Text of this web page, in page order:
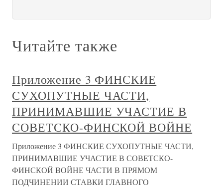
Читайте также
Приложение 3 ФИНСКИЕ
СУХОПУТНЫЕ ЧАСТИ,
ПРИНИМАВШИЕ УЧАСТИЕ В
СОВЕТСКО-ФИНСКОЙ ВОЙНЕ
Приложение 3 ФИНСКИЕ СУХОПУТНЫЕ ЧАСТИ,
ПРИНИМАВШИЕ УЧАСТИЕ В СОВЕТСКО-
ФИНСКОЙ ВОЙНЕ ЧАСТИ В ПРЯМОМ
ПОДЧИНЕНИИ СТАВКИ ГЛАВНОГО